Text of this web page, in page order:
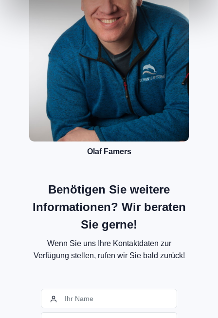
Olaf Famers
Benötigen Sie weitere
Informationen? Wir beraten
Sie gerne!
Wenn Sie uns Ihre Kontaktdaten zur
Verfügung stellen, rufen wir Sie bald zurück!